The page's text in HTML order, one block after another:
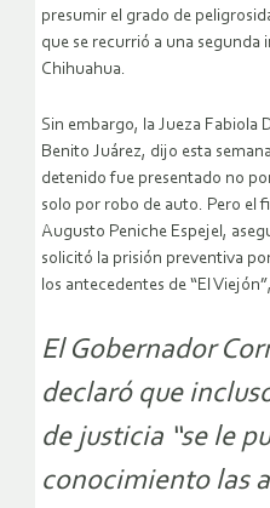
presumir el grado de
que se recurrió a una segunda
Chihuahua.
Sin embargo, la Jueza Fabiola
Benito Juárez, dijo esta
detenido fue presentado no
solo por robo de auto. Pero el
Augusto Peniche Espejel,
solicitó la prisión preventiva
los antecedentes de “El
El Gobernador
declaró que
de justicia “se le
conocimiento las